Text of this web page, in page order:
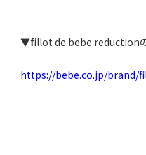
▼fillot de bebe reduction
https://bebe.co.jp/